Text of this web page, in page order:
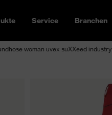
Service Branchen
woman uvex suXXeed industry